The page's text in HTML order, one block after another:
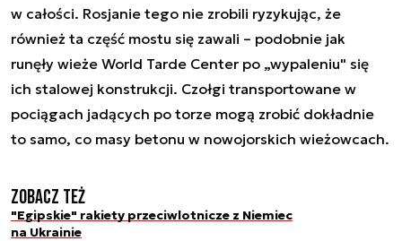
w całości. Rosjanie tego nie zrobili ryzykując, że
również ta część mostu się zawali – podobnie jak
runęły wieże World Tarde Center po „wypaleniu" się
ich stalowej konstrukcji. Czołgi transportowane w
pociągach jadących po torze mogą zrobić dokładnie
to samo, co masy betonu w nowojorskich wieżowcach.
Zobacz też
"Egipskie" rakiety przeciwlotnicze z Niemiec
na Ukrainie